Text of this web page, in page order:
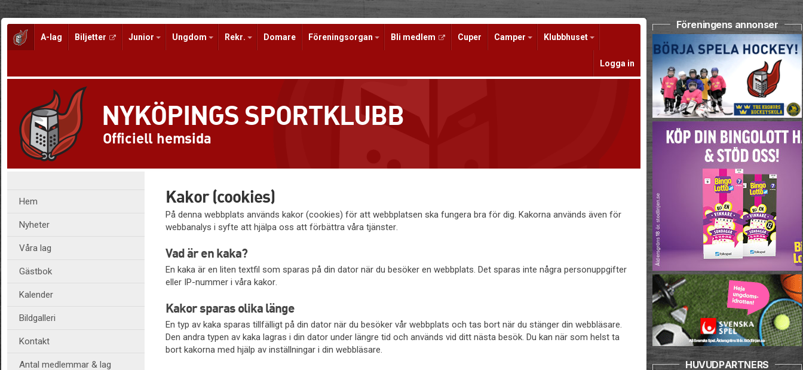
A-lag Biljetter Junior Ungdom Rekr. Domare Föreningsorgan Bli medlem Cuper Camper Klubbhuset
Logga in
NYKÖPINGS SPORTKLUBB
Officiell hemsida
Hem
Nyheter
Våra lag
Gästbok
Kalender
Bildgalleri
Kontakt
Antal medlemmar & lag
Kakor (cookies)
På denna webbplats används kakor (cookies) för att webbplatsen ska fungera bra för dig. Kakorna används även för
webbanalys i syfte att hjälpa oss att förbättra våra tjänster.
Vad är en kaka?
En kaka är en liten textfil som sparas på din dator när du besöker en webbplats. Det sparas inte några personuppgifter
eller IP-nummer i våra kakor.
Kakor sparas olika länge
En typ av kaka sparas tillfälligt på din dator när du besöker vår webbplats och tas bort när du stänger din webbläsare.
Den andra typen av kaka lagras i din dator under längre tid och används vid ditt nästa besök. Du kan när som helst ta
bort kakorna med hjälp av inställningar i din webbläsare.
Föreningens annonser
HUVUDPARTNERS